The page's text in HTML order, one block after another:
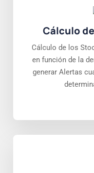
Cálculo
Cálculo de los
en función de la
generar Alertas